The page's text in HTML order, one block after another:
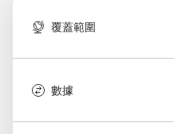
覆蓋範圍
數據